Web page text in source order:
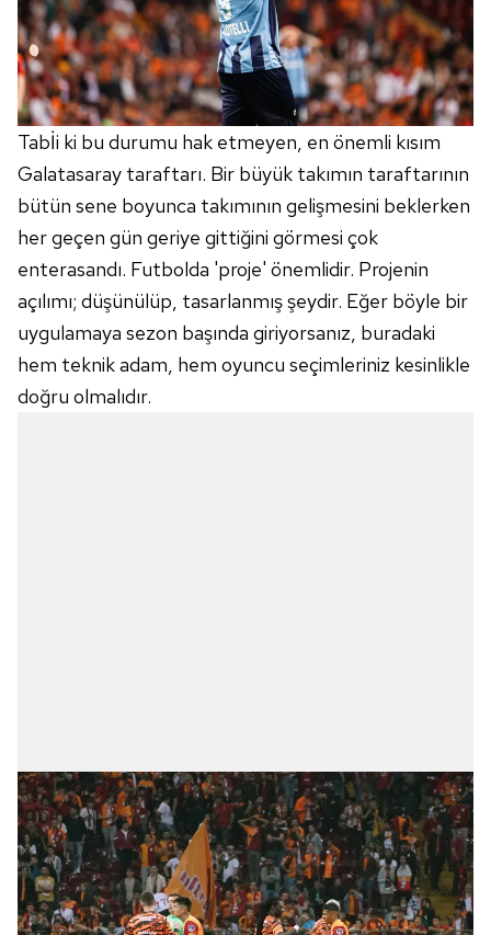
Tabİi ki bu durumu hak etmeyen, en önemli kısım
Galatasaray taraftarı. Bir büyük takımın taraftarının
bütün sene boyunca takımının gelişmesini beklerken
her geçen gün geriye gittiğini görmesi çok
enterasandı. Futbolda 'proje' önemlidir. Projenin
açılımı; düşünülüp, tasarlanmış şeydir. Eğer böyle bir
uygulamaya sezon başında giriyorsanız, buradaki
hem teknik adam, hem oyuncu seçimleriniz kesinlikle
doğru olmalıdır.